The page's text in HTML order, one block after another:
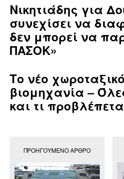
Νικητιάδης για
συνεχίσει να
δεν μπορεί να
ΠΑΣΟΚ»
Το νέο
βιομηχανία –
και τι
ΠΡΟΗΓΟΎΜΕΝΟ ΆΡΘΡΟ